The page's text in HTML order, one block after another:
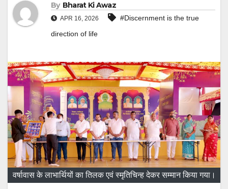
By Bharat Ki Awaz
APR 16, 2026
#Discernment is the true
direction of life
वर्षावास के लाभार्थियों का तिलक एवं स्मृतिचिन्ह देकर सम्मान किया गया।